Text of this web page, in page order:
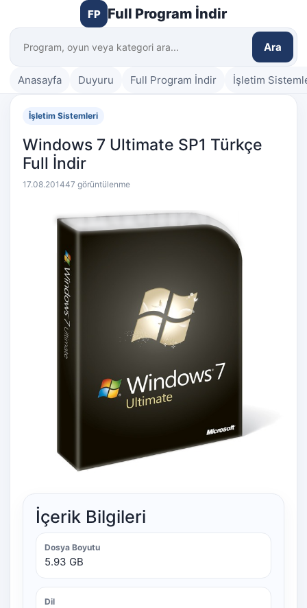
FP Full Program İndir
Ara
Anasayfa Duyuru Full Program İndir İşletim
İşletim Sistemleri
Windows 7 Ultimate SP1 Türkçe
Full İndir
17.08.201447 görüntülenme
İçerik Bilgileri
Dosya Boyutu
5.93 GB
Dil